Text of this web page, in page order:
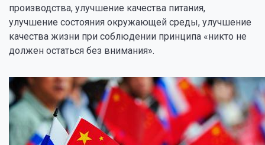
производства, улучшение качества питания,
улучшение состояния окружающей среды, улучшение
качества жизни при соблюдении принципа «никто не
должен остаться без внимания».